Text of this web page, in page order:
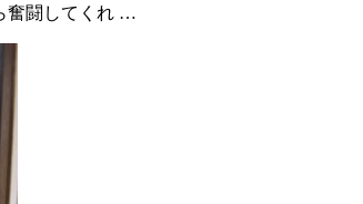
奮闘してくれ …